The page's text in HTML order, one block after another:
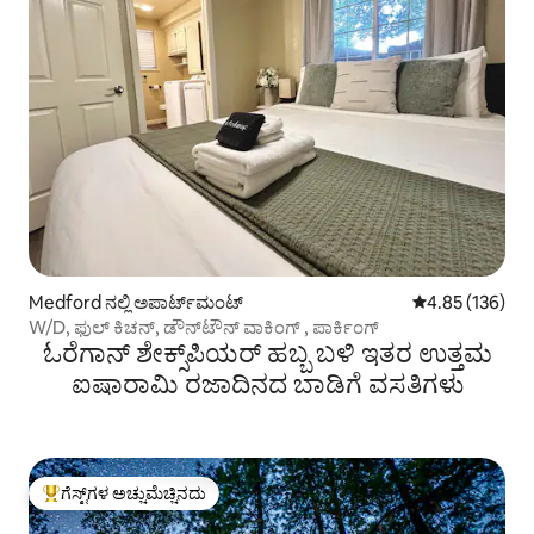
Medford ನಲ್ಲಿ ಅಪಾರ್ಟ್‌ಮಂಟ್ 5 ರಲ್ಲಿ 4.85
4.85 (136)
W/D, ಫುಲ್ ಕಿಚನ್, ಡೌನ್‌ಟೌನ್ ವಾಕಿಂಗ್ , ಪಾರ್ಕಿಂಗ್
ಓರೆಗಾನ್ ಶೇಕ್ಸ್‌ಪಿಯರ್ ಹಬ್ಬ ಬಳಿ ಇತರ ಉತ್ತಮ
ಐಷಾರಾಮಿ ರಜಾದಿನದ ಬಾಡಿಗೆ ವಸತಿಗಳು
ಗೆಸ್ಟ್‌ಗಳಿಗೆ ಅತಿ ಹೆಚ್ಚು ಅಚ್ಚುಮೆಚ್ಚಿನದು
ಗೆಸ್ಟ್‌ಗಳ ಅಚ್ಚುಮೆಚ್ಚಿನದು